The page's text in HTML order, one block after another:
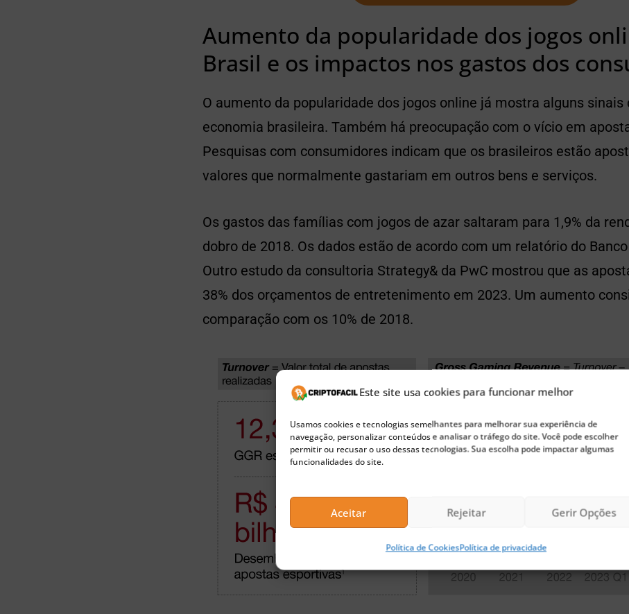
Este site usa cookies para funcionar melhor
Usamos cookies e tecnologias semelhantes para melhorar sua experiência de
navegação, personalizar conteúdos e analisar o tráfego do site. Você pode escolher
permitir ou recusar o uso dessas tecnologias. Sua escolha pode impactar algumas
funcionalidades do site.
Aceitar Rejeitar Gerir Opções
Política de CookiesPolítica de privacidade
Aumento da popularidade dos jogos
Brasil e os impactos nos gastos dos
O aumento da popularidade dos jogos online já mostra alguns sinais
economia brasileira. Também há preocupação com o vício em
Pesquisas com consumidores indicam que os brasileiros estão
valores que normalmente gastariam em outros bens e serviços.
Os gastos das famílias com jogos de azar saltaram para 1,9% da
dobro de 2018. Os dados estão de acordo com um relatório do
Outro estudo da consultoria Strategy& da PwC mostrou que as
38% dos orçamentos de entretenimento em 2023. Um aumento
comparação com os 10% de 2018.